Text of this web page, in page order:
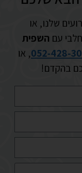
שלנו, או
עם השפית
052-428-, או
בהקדם!